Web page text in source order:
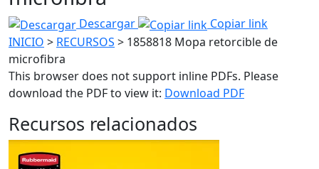
Descargar
Copiar link
INICIO > RECURSOS > 1858818 Mopa retorcible de
microfibra
This browser does not support inline PDFs. Please
download the PDF to view it: Download PDF
Recursos relacionados